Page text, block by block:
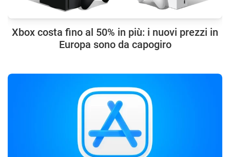
Xbox costa fino al 50% in più: i nuovi prezzi in
Europa sono da capogiro